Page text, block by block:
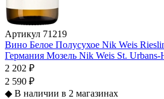
Артикул 71219
Вино Белое Полусухое Nik Weis
Германия Мозель Nik Weis St. Urbans-
2 202 ₽
2 590 ₽
◆ В наличии в 2 магазинах